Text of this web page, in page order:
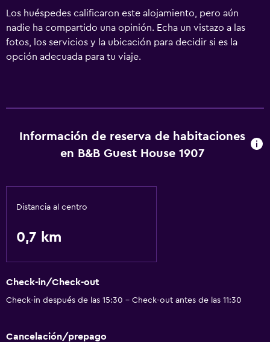
Los huéspedes calificaron este alojamiento, pero aún
nadie ha compartido una opinión. Echa un vistazo a las
fotos, los servicios y la ubicación para decidir si es la
opción adecuada para tu viaje.
Información de reserva de habitaciones
en B&B Guest House 1907
Distancia al centro
0,7 km
Check-in/Check-out
Check-in después de las 15:30 - Check-out antes de las 11:30
Cancelación/prepago